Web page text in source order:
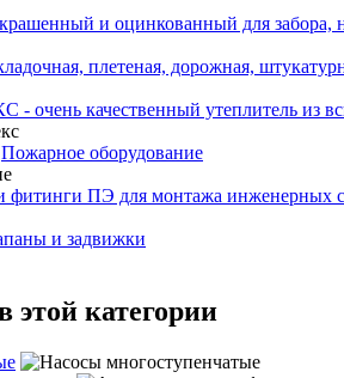
и оцинкованный для забора,
плетеная, дорожная,
очень качественный утеплитель из
Пожарное оборудование
фитинги ПЭ для монтажа инженерных
и задвижки
этой категории